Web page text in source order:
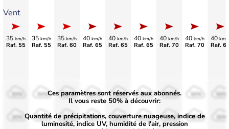
Vent
35 km/h
Raf. 55
35 km/h
Raf. 55
35 km/h
Raf. 60
40 km/h
Raf. 65
40 km/h
Raf. 65
40 km/h
Raf. 65
40 km/h
Raf. 70
40 km/h
Raf. 70
40 km/
Raf.
50%
30%
50%
30%
50%
30%
50%
30%
50%
30%
50%
30%
50%
30%
Ces paramètres sont réservés aux abonnés.
Il vous reste 50% à découvrir:
Quantité de précipitations, couverture nuageuse, indice de
luminosité, indice UV, humidité de l'air, pression